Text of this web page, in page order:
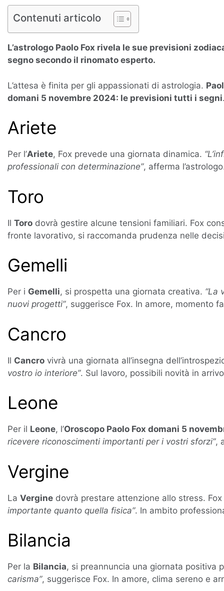
Contenuti articolo
L’astrologo Paolo Fox rivela le sue previsioni
segno secondo il rinomato esperto.
L’attesa è finita per gli appassionati di astrologia.
domani 5 novembre 2024: le previsioni tutti i segni
Ariete
Per l’Ariete, Fox prevede una giornata dinamica.
professionali con determinazione”, afferma
Toro
Il Toro dovrà gestire alcune tensioni familiari. Fox
fronte lavorativo, si raccomanda prudenza nelle
Gemelli
Per i Gemelli, si prospetta una giornata creativa. “La
nuovi progetti”, suggerisce Fox. In amore, momento
Cancro
Il Cancro vivrà una giornata all’insegna
vostro io interiore”. Sul lavoro, possibili novità in
Leone
Per il Leone, l’Oroscopo Paolo Fox domani 5
ricevere riconoscimenti importanti per i vostri sforzi”,
Vergine
La Vergine dovrà prestare attenzione allo stress.
importante quanto quella fisica”. In ambito
Bilancia
Per la Bilancia, si preannuncia una giornata positiva
carisma”, suggerisce Fox. In amore, clima sereno e